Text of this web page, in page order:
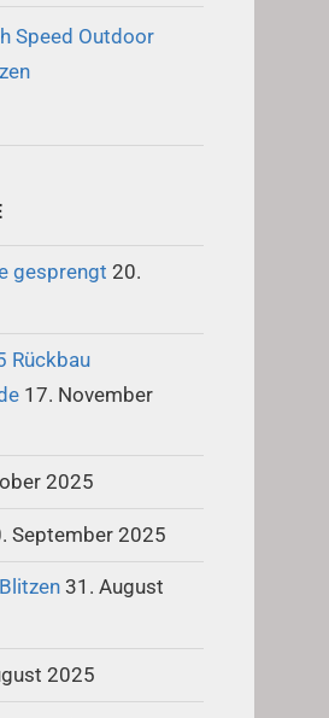
Speed Outdoor
gesprengt 20.
Rückbau
17. November
2025
September 2025
31. August
2025